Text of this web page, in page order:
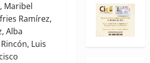
Maribel
Ramírez,
Alba
Luis